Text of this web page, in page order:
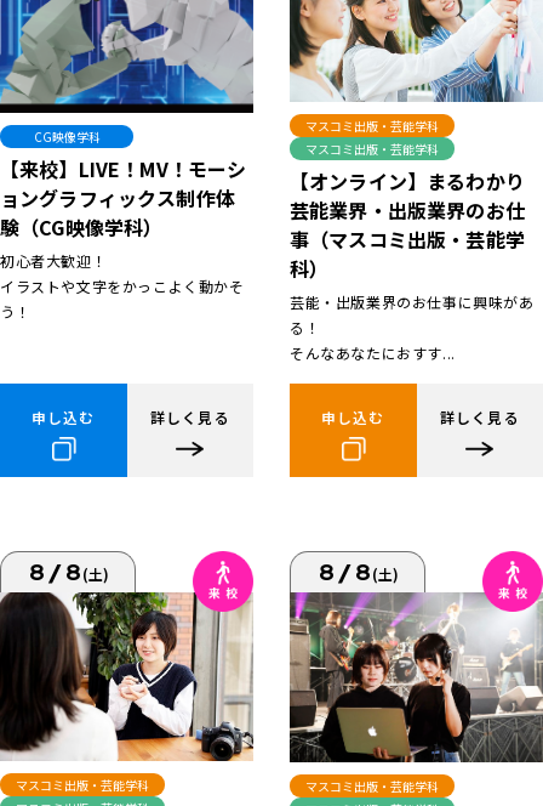
CG映像学科
【来校】LIVE！MV！モーシ
ョングラフィックス制作体
験（CG映像学科）
初心者大歓迎！
イラストや文字をかっこよく動かそ
う！
申し込む 詳しく見る
マスコミ出版・芸能学科
マスコミ出版・芸能学科
【オンライン】まるわかり
芸能業界・出版業界のお仕
事（マスコミ出版・芸能学
科）
芸能・出版業界のお仕事に興味があ
る！
そんなあなたにおすす...
申し込む 詳しく見る
8/8(土)
マスコミ出版・芸能学科
8/8(土)
マスコミ出版・芸能学科